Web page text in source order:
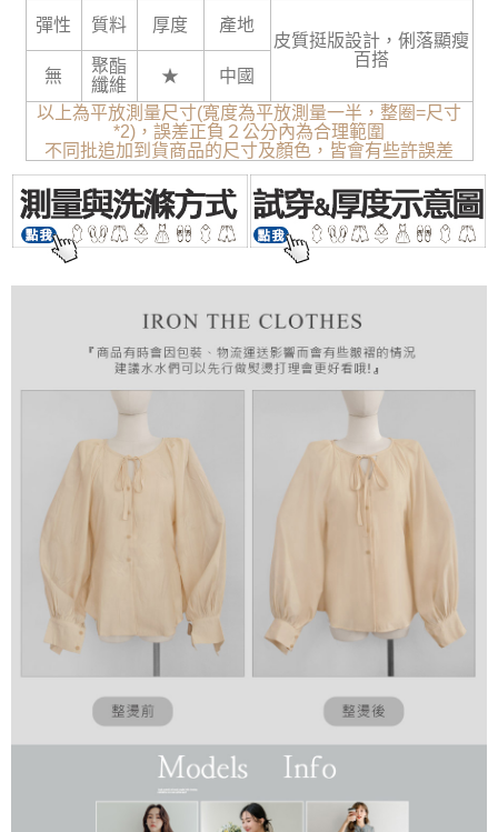
彈性 質料 厚度
產地
皮質挺版設計，俐落顯瘦
百搭
無
聚酯
纖維
★
中國
以上為平放測量尺寸(寬度為平放測量一半，整圈=尺寸
*2)，誤差正負２公分內為合理範圍
不同批追加到貨商品的尺寸及顏色，皆會有些許誤差